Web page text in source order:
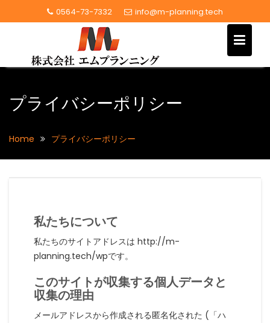
to
0564-73-7332 info@m-planning.tech
プライバシーポリシー
Home プライバシーポリシー
私たちについて
私たちのサイトアドレスは http://m-
planning.tech/wpです。
このサイトが収集する個人データと
収集の理由
メールアドレスから作成される匿名化された (「ハ